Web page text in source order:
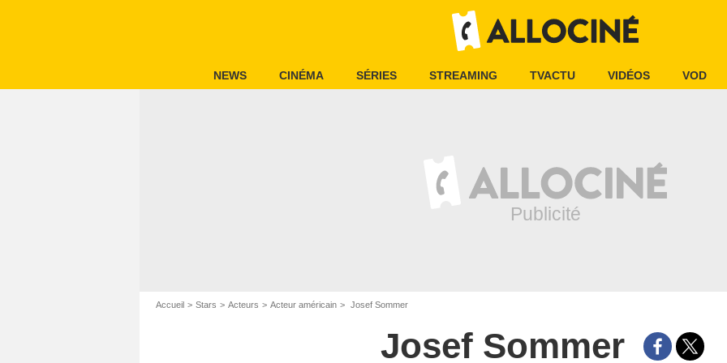
NEWS CINÉMA SÉRIES STREAMING TVACTU VIDÉOS VOD
Accueil Stars Acteurs Acteur américain Josef Sommer
Josef Sommer